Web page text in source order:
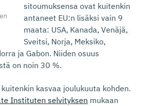
sitoumuksensa ovat kuitenkin
antaneet EU:n lisäksi vain 9
maata: USA, Kanada, Venäjä,
Sveitsi, Norja, Meksiko,
ja Gabon. Niiden osuus
on noin 30 %.
kasvaa joulukuuta kohden.
Instituten selvityksen mukaan